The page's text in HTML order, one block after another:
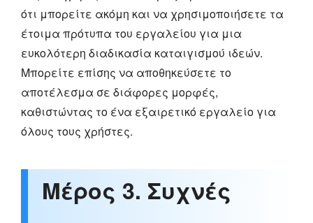
ότι μπορείτε ακόμη και να χρησιμοποιήσετε τα
έτοιμα πρότυπα του εργαλείου για μια
ευκολότερη διαδικασία καταιγισμού ιδεών.
Μπορείτε επίσης να αποθηκεύσετε το
αποτέλεσμα σε διάφορες μορφές,
καθιστώντας το ένα εξαιρετικό εργαλείο για
όλους τους χρήστες.
Μέρος 3. Συχνές